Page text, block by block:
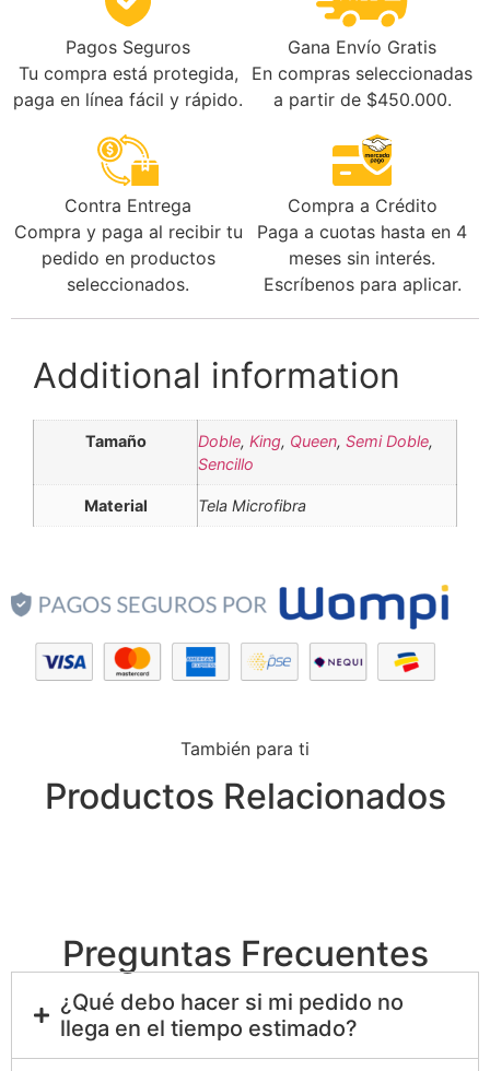
Pagos Seguros
Tu compra está protegida,
paga en línea fácil y rápido.
Gana Envío Gratis
En compras seleccionadas
a partir de $450.000.
Contra Entrega
Compra y paga al recibir tu
pedido en productos
seleccionados.
Compra a Crédito
Paga a cuotas hasta en 4
meses sin interés.
Escríbenos para aplicar.
Additional information
Tamaño Doble, King, Queen, Semi Doble,
Sencillo
Material Tela Microfibra
También para ti
Productos Relacionados
Preguntas Frecuentes
¿Qué debo hacer si mi pedido no
llega en el tiempo estimado?